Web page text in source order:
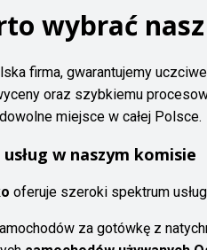
wybrać nasz
firma, gwarantujemy
oraz szybkiemu
miejsce w całej Polsce.
w naszym komisie
oferuje szeroki spektrum
za gotówkę z